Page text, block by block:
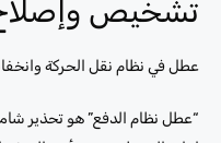
تشخيص
عطل في نظام نقل الحركة
“عطل نظام الدفع” هو تحذير